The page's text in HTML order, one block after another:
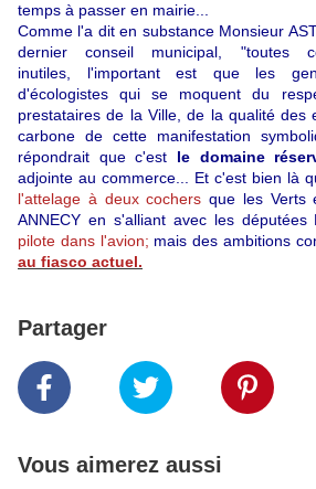
temps à passer en mairie...
Comme l'a dit en substance Monsieur
dernier conseil municipal, "toutes
inutiles, l'important est que les
d'écologistes qui se moquent du
prestataires de la Ville, de la qualité des
carbone de cette manifestation
répondrait que c'est le domaine
adjointe au commerce... Et c'est bien là
l'attelage à deux cochers que les Verts
ANNECY en s'alliant avec les députées
pilote dans l'avion; mais des ambitions
au fiasco actuel.
Partager
Vous aimerez aussi